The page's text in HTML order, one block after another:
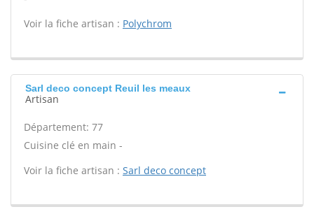
Voir la fiche artisan : Polychrom
Sarl deco concept Reuil les meaux
Artisan
Département: 77
Cuisine clé en main -
Voir la fiche artisan : Sarl deco concept